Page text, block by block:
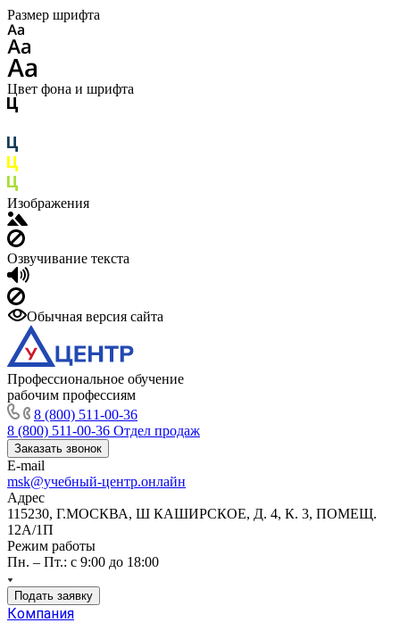
Размер шрифта
Цвет фона и шрифта
Изображения
Озвучивание текста
Обычная версия сайта
Профессиональное обучение
рабочим профессиям
8 (800) 511-00-36
8 (800) 511-00-36 Отдел продаж
Заказать звонок
E-mail
msk@учебный-центр.онлайн
Адрес
115230, Г.МОСКВА, Ш КАШИРСКОЕ, Д. 4, К. 3, ПОМЕЩ.
12А/1П
Режим работы
Пн. – Пт.: с 9:00 до 18:00
Подать заявку
Компания